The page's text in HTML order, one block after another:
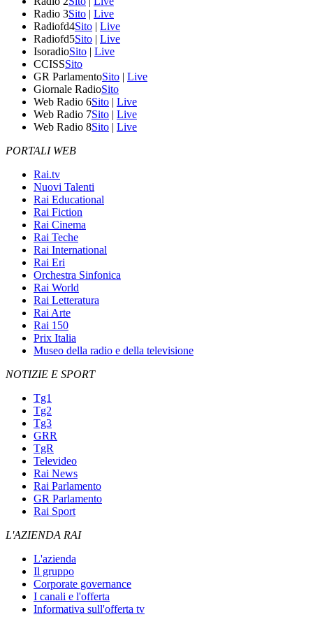
Radio 3Sito | Live
Radiofd4Sito | Live
Radiofd5Sito | Live
IsoradioSito | Live
CCISSSito
GR ParlamentoSito | Live
Giornale RadioSito
Web Radio 6Sito | Live
Web Radio 7Sito | Live
Web Radio 8Sito | Live
PORTALI WEB
Rai.tv
Nuovi Talenti
Rai Educational
Rai Fiction
Rai Cinema
Rai Teche
Rai International
Rai Eri
Orchestra Sinfonica
Rai World
Rai Letteratura
Rai Arte
Rai 150
Prix Italia
Museo della radio e della televisione
NOTIZIE E SPORT
Tg1
Tg2
Tg3
GRR
TgR
Televideo
Rai News
Rai Parlamento
GR Parlamento
Rai Sport
L'AZIENDA RAI
L'azienda
Il gruppo
Corporate governance
I canali e l'offerta
Informativa sull'offerta tv